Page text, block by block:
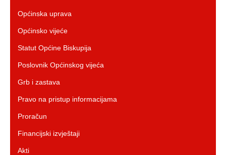
Općinska uprava
Općinsko vijeće
Statut Općine Biskupija
Poslovnik Općinskog vijeća
Grb i zastava
Pravo na pristup informacijama
Proračun
Financijski izvještaji
Akti